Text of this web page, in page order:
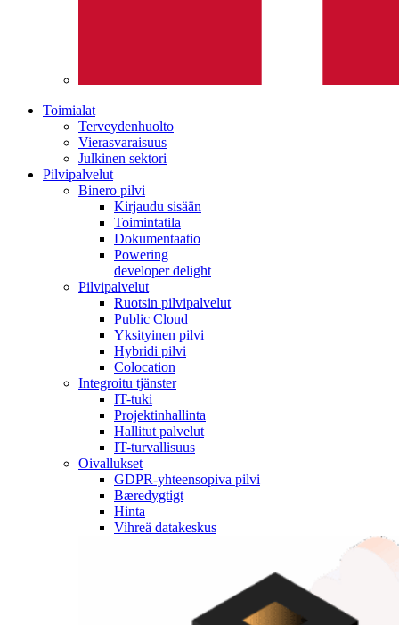
Toimialat
Terveydenhuolto
Vierasvaraisuus
Julkinen sektori
Pilvipalvelut
Binero pilvi
Kirjaudu sisään
Toimintatila
Dokumentaatio
Powering
developer delight
Pilvipalvelut
Ruotsin pilvipalvelut
Public Cloud
Yksityinen pilvi
Hybridi pilvi
Colocation
Integroitu tjänster
IT-tuki
Projektinhallinta
Hallitut palvelut
IT-turvallisuus
Oivallukset
GDPR-yhteensopiva pilvi
Bæredygtigt
Hinta
Vihreä datakeskus